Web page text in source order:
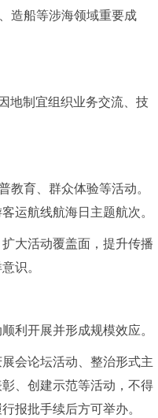
造船等涉海领域重要成
地制宜组织业务交流、技
育、群众体验等活动。
运航线航海日主题航次。
大活动覆盖面，提升传播
识。
利开展并形成规模效应。
会论坛活动、整治形式主
、创建示范等活动，不得
报批手续后方可举办。